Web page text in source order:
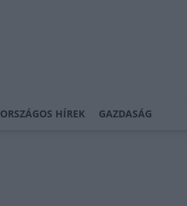
ORSZÁGOS HÍREK GAZDASÁG